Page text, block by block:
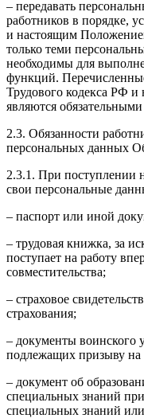
– передавать
работников в порядке,
и настоящим
только теми
необходимы для
функций.
Трудового кодекса РФ
являются
2.3. Обязанности
персональных данных
2.3.1. При поступлении
свои персональные
– паспорт или иной
– трудовая книжка, за
поступает на работу
совместительства;
– страховое
страхования;
– документы воинского
подлежащих призыву
– документ об
специальных знаний
специальных знаний